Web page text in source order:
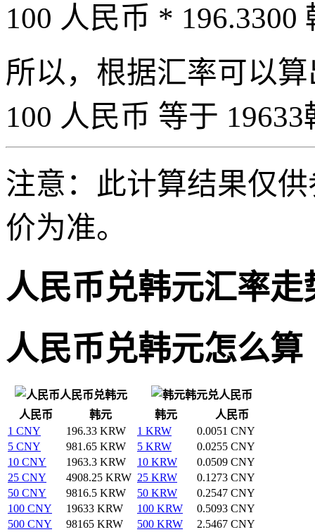
100 人民币 * 196.3300
所以，根据汇率可以
100 人民币 等于
注意：此计算结果仅
价为准。
人民币兑韩元汇率走
人民币兑韩元怎么算
人民币兑韩元
韩元兑人民币
人民币
韩元 韩元
人民币
1 CNY
196.33 KRW 1 KRW
0.0051 CNY
5 CNY
981.65 KRW 5 KRW
0.0255 CNY
10 CNY
1963.3 KRW 10 KRW
0.0509 CNY
25 CNY
4908.25 KRW 25 KRW
0.1273 CNY
50 CNY
9816.5 KRW 50 KRW
0.2547 CNY
100 CNY
19633 KRW 100 KRW
0.5093 CNY
500 CNY
98165 KRW 500 KRW
2.5467 CNY